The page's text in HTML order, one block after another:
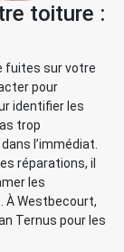
toiture :
fuites sur votre
pour
identifier les
trop
l’immédiat.
réparations, il
les
À Westbecourt,
Ternus pour les